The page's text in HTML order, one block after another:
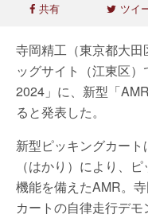
共有 ツイ
寺岡精工（東京都大
ッグサイト（江東区
2024」に、新型「
ると発表した。
新型ピッキングカー
（はかり）により、
機能を備えたAMR。
カートの自律走行デ